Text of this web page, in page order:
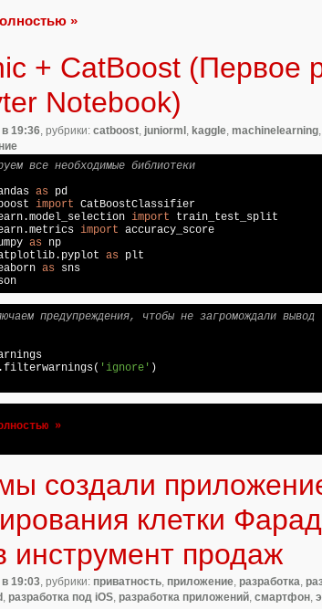
»
+ CatBoost (Первое
Notebook)
в 19:36 , рубрики: catboost juniorml kaggle machinelearning
все необходимые библиотеки
as
import
import
import
as
as
as
предупреждения, чтобы не загромождали вывод
'ignore' )
»
создали
клетки
инструмент продаж
в 19:03 , рубрики: приватность приложение разработка
разработка под iOS разработка приложений смартфон